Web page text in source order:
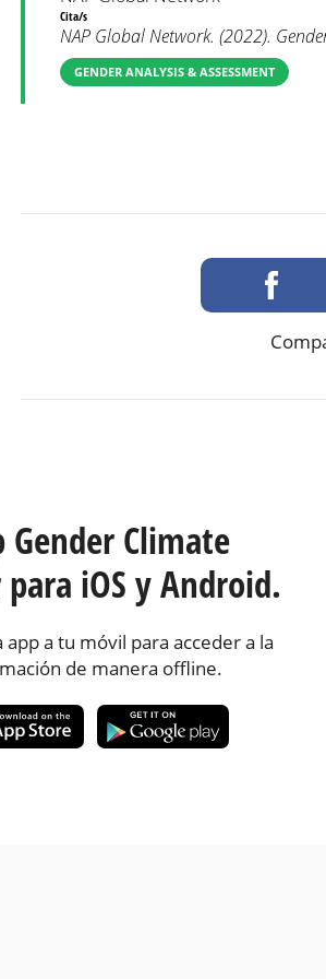
Cita/s
NAP Global Network. (2022).
GENDER ANALYSIS & ASSESSMENT
Gender Climate
para iOS y Android.
app a tu móvil para acceder a la
de manera offline.